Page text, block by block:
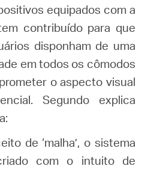
equipados com a
contribuído para que
disponham de uma
em todos os cômodos
o aspecto visual
Segundo explica
de ‘malha’, o sistema
com o intuito de